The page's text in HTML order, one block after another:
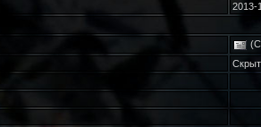
2013-